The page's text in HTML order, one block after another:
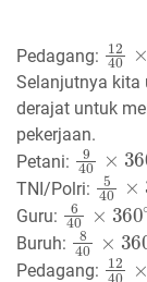
Pedagang:
12
Selanjutnya kita
derajat untuk
pekerjaan.
Petani:
940
TNI/Polri:
540×
Guru:
640 ×360
Buruh:
840 ×
Pedagang:
12